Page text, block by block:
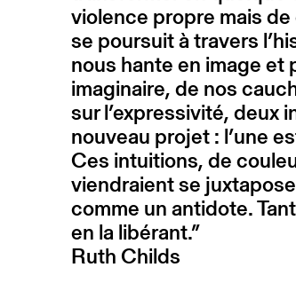
violence propre mais
se poursuit à travers
nous hante en image et
imaginaire, de nos
sur l’expressivité, deux
nouveau projet : l’une
Ces intuitions, de
viendraient se
comme un antidote.
en la libérant.”
Ruth Childs